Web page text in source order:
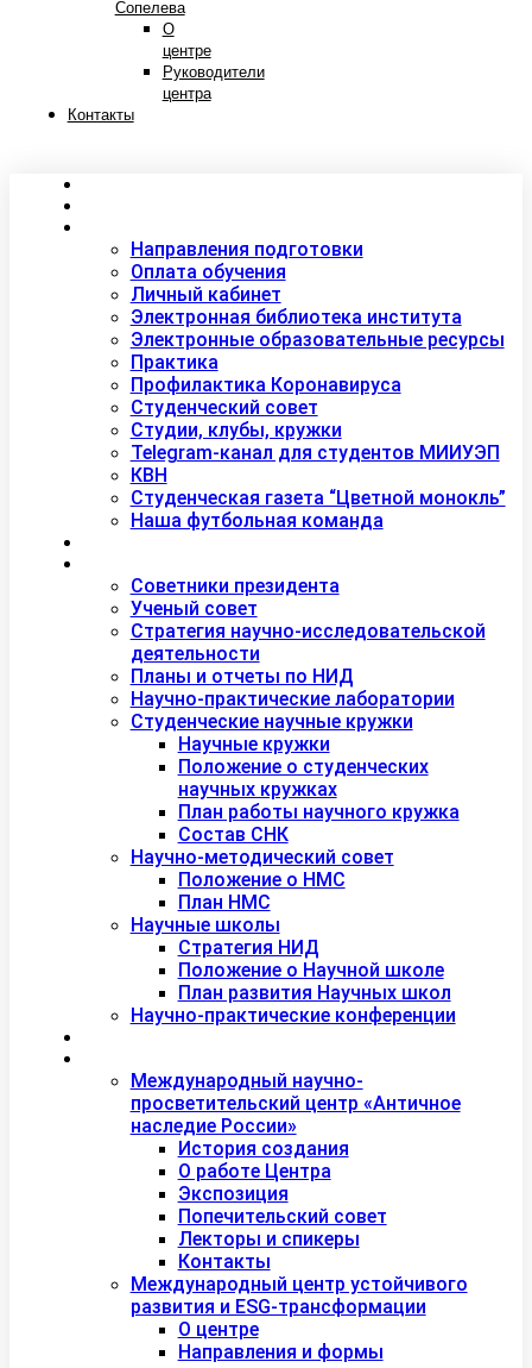
Сопелева
О
центре
Руководители
центра
Контакты
Направления подготовки
Оплата обучения
Личный кабинет
Электронная библиотека института
Электронные образовательные ресурсы
Практика
Профилактика Коронавируса
Студенческий совет
Студии, клубы, кружки
Telegram-канал для студентов МИИУЭП
КВН
Студенческая газета “Цветной монокль”
Наша футбольная команда
Советники президента
Ученый совет
Стратегия научно-исследовательской
деятельности
Планы и отчеты по НИД
Научно-практические лаборатории
Студенческие научные кружки
Научные кружки
Положение о студенческих
научных кружках
План работы научного кружка
Состав СНК
Научно-методический совет
Положение о НМС
План НМС
Научные школы
Стратегия НИД
Положение о Научной школе
План развития Научных школ
Научно-практические конференции
Международный научно-
просветительский центр «Античное
наследие России»
История создания
О работе Центра
Экспозиция
Попечительский совет
Лекторы и спикеры
Контакты
Международный центр устойчивого
развития и ESG-трансформации
О центре
Направления и формы